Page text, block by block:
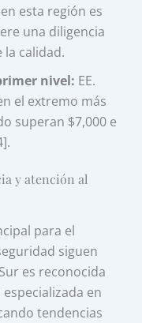
esta región es
una diligencia
la calidad.
nivel: EE.
el extremo más
superan $7,000 e
y atención al
para el
siguen
es reconocida
en
tendencias